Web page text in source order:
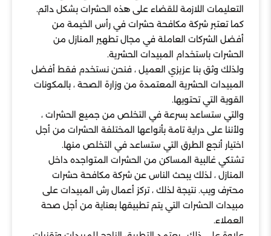
التعليمات اللازمة للقضاء على هذه الحشرات بشكل دائم.
كما تعتبر شركة مكافحة حشرات في رأس الخيمة من
أفضل الشركات العاملة في مجال تطهير المنازل من
الحشرات باستخدام المبيدات الحشرية.
ولذلك وثق بنا عزيزي العميل ، فنحن نستخدم فقط أفضل
المبيدات الحشرية المعتمدة من وزارة الصحة ، بالمكونات
القوية التي تحتويها.
والتي ستساعد بسرعة في التخلص من جميع الحشرات ،
ولأننا على دراية تامة بأنواعها المختلفة الحشرات من أجل
اختيار أنجع الطرق التي ستساعد في التخلص منها.
تشتكي غالبية المساكن من الحشرات المتواجده داخل
المنازل ، لذلك يبحث الناس عن شركة مكافحة حشرات
محترف ويب. نتيجة لذلك ، تركز أعمال رش المبيدات على
مبيدات الحشرات التي يتم تطبيقها بعناية من أجل صحة
العملاء.